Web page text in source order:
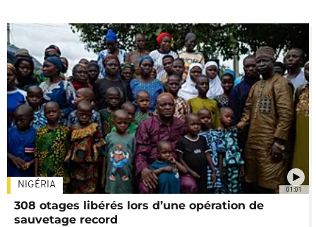
01:01
NIGÉRIA
308 otages libérés lors d’une opération de
sauvetage record